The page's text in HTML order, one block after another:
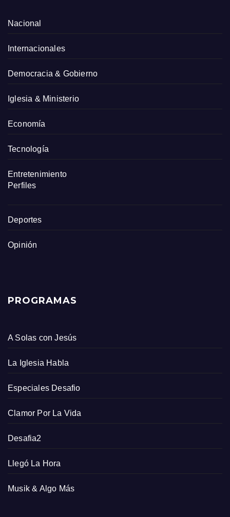
Nacional
Internacionales
Democracia & Gobierno
Iglesia & Ministerio
Economía
Tecnología
Entretenimiento
Perfiles
Deportes
Opinión
PROGRAMAS
A Solas con Jesús
La Iglesia Habla
Especiales Desafio
Clamor Por La Vida
Desafia2
Llegó La Hora
Musik & Algo Más